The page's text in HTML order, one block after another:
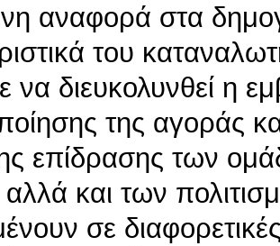
αναφορά στα
του
να διευκολυνθεί η
της αγοράς
επίδρασης των
και των
σε